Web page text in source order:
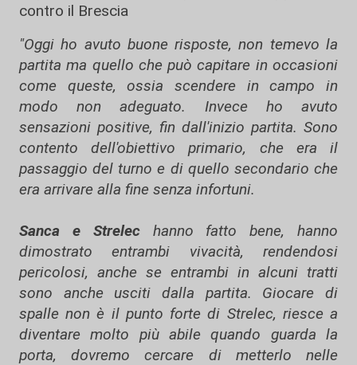
contro il Brescia
"Oggi ho avuto buone risposte, non temevo la
partita ma quello che può capitare in occasioni
come queste, ossia scendere in campo in
modo non adeguato. Invece ho avuto
sensazioni positive, fin dall'inizio partita. Sono
contento dell'obiettivo primario, che era il
passaggio del turno e di quello secondario che
era arrivare alla fine senza infortuni.
Sanca e Strelec hanno fatto bene, hanno
dimostrato entrambi vivacità, rendendosi
pericolosi, anche se entrambi in alcuni tratti
sono anche usciti dalla partita. Giocare di
spalle non è il punto forte di Strelec, riesce a
diventare molto più abile quando guarda la
porta, dovremo cercare di metterlo nelle